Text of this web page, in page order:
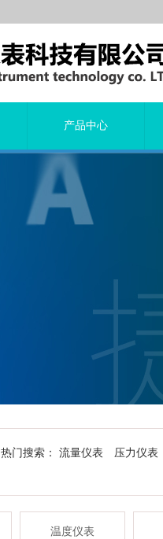
产品中心
热门搜索： 流量仪表 压力仪表
温度仪表